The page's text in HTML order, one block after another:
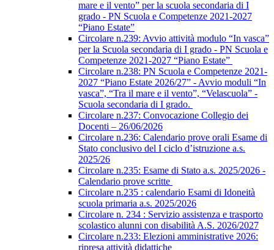
mare e il vento” per la scuola secondaria di I
grado - PN Scuola e Competenze 2021-2027
“Piano Estate”
Circolare n.239: Avvio attività modulo “In vasca”
per la Scuola secondaria di I grado - PN Scuola e
Competenze 2021-2027 “Piano Estate”
Circolare n.238: PN Scuola e Competenze 2021-
2027 “Piano Estate 2026/27” - Avvio moduli “In
vasca”, “Tra il mare e il vento”, “Velascuola” -
Scuola secondaria di I grado.
Circolare n.237: Convocazione Collegio dei
Docenti – 26/06/2026
Circolare n.236: Calendario prove orali Esame di
Stato conclusivo del I ciclo d’istruzione a.s.
2025/26
Circolare n.235: Esame di Stato a.s. 2025/2026 -
Calendario prove scritte
Circolare n.235 : calendario Esami di Idoneità
scuola primaria a.s. 2025/2026
Circolare n. 234 : Servizio assistenza e trasporto
scolastico alunni con disabilità A.S. 2026/2027
Circolare n.233: Elezioni amministrative 2026:
ripresa attività didattiche